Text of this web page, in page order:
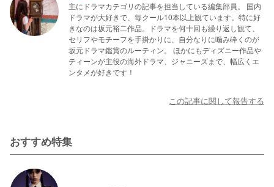
主にドラマカテゴリの記事を担当している編集部員。 国内
ドラマが大好きで、毎クール10本以上観ています。特に好
きなのは坂元裕二作品。ドラマを何十回も繰り返し観て、
セリフやモチーフを手掛かりに、自分なりに噛み砕くのが
坂元ドラマ鑑賞のルーティン。 ほかにもディズニー作品や
ティーンが主役の海外ドラマ、ジャニーズまで、幅広くエ
ンタメが好きです！
この記事に関して報告する
おすすめ特集